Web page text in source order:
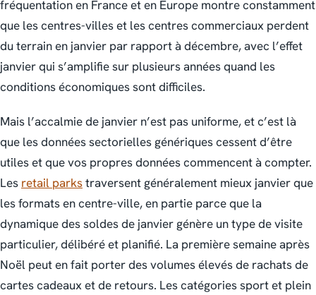
fréquentation en France et en Europe montre constamment
que les centres-villes et les centres commerciaux perdent
du terrain en janvier par rapport à décembre, avec l’effet
janvier qui s’amplifie sur plusieurs années quand les
conditions économiques sont difficiles.
Mais l’accalmie de janvier n’est pas uniforme, et c’est là
que les données sectorielles génériques cessent d’être
utiles et que vos propres données commencent à compter.
Les retail parkstraversent généralement mieux janvier que
les formats en centre-ville, en partie parce que la
dynamique des soldes de janvier génère un type de visite
particulier, délibéré et planifié. La première semaine après
Noël peut en fait porter des volumes élevés de rachats de
cartes cadeaux et de retours. Les catégories sport et plein